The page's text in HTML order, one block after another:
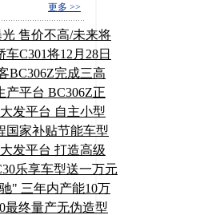
更多 >>
售价不高/未来将
C301将12月28日
BC306Z完成三高
产平台 BC306Z正
发平台 自主小型
国家补贴节能车型
发平台 打造高级
乐享车型送一万元
" 三年内产能10万
最终量产无伪造型